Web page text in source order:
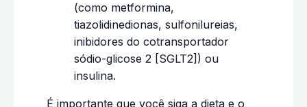
(como metformina,
tiazolidinedionas, sulfonilureias,
inibidores do cotransportador
sódio-glicose 2 [SGLT2]) ou
insulina.
É importante que você siga a dieta e o